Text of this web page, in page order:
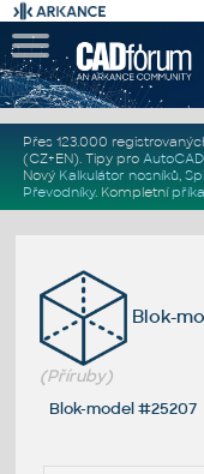
Přes 123.000
(CZ+EN). Tipy pro
Nový Kalkulátor nosníků,
Převodníky. Kompletní
Blok-
(Příruby)
Blok-model #25207